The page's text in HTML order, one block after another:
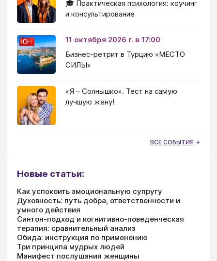
🎓 Практическая психология: коучинг
и консультирование
11 октября 2026 г. в 17:00
Бизнес-ретрит в Турцию «МЕСТО
СИЛЫ»
«Я – Солнышко». Тест на самую
лучшую жену!
ВСЕ СОБЫТИЯ
Новые статьи:
Как успокоить эмоциональную супругу
Духовность: путь добра, ответственности и
умного действия
Синтон-подход и когнитивно-поведенческая
терапия: сравнительный анализ
Обида: инструкция по применению
Три принципа мудрых людей
Манифест послушания женщины